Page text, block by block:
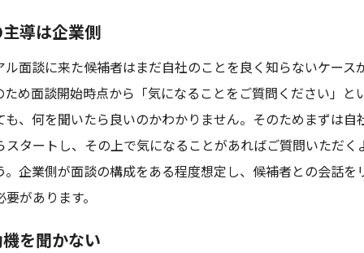
導は企業側
ル面談に来た候補者はまだ自社のことを良く知らないケース
ため面談開始時点から「気になることをご質問ください」と
も、何を聞いたら良いのかわかりません。そのためまずは自
スタートし、その上で気になることがあればご質問いただく
。企業側が面談の構成をある程度想定し、候補者との会話を
があります。
を聞かない